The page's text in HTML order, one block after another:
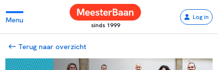
Menu
sinds 1999
Log in
Terug naar overzicht